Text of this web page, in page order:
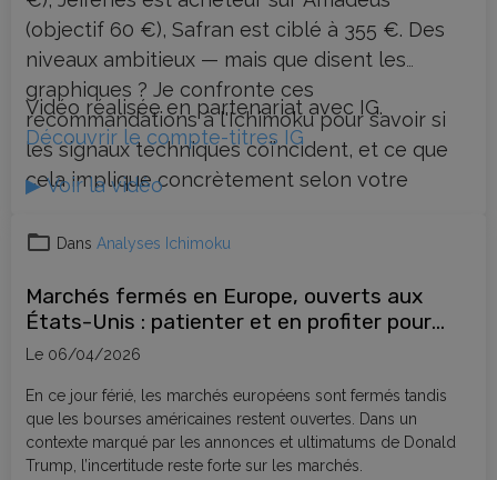
(objectif 60 €), Safran est ciblé à 355 €. Des
niveaux ambitieux — mais que disent les
graphiques ? Je confronte ces
recommandations à l'Ichimoku pour savoir si
les signaux techniques coïncident, et ce que
cela implique concrètement selon votre
trader.
Vidéo réalisée en partenariat avec IG.
Découvrir le compte-titres IG
▶ Voir la vidéo
Dans Analyses Ichimoku
Marchés fermés en Europe, ouverts aux
États-Unis : patienter et en profiter pour
progresser en bourse
Le 06/04/2026
En ce jour férié, les marchés européens sont fermés tandis
que les bourses américaines restent ouvertes. Dans un
contexte marqué par les annonces et ultimatums de Donald
Trump, l’incertitude reste forte sur les marchés.